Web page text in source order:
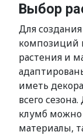
Выбор
Для
композиций
растения и
иметь
всего
клумб можно
материалы,